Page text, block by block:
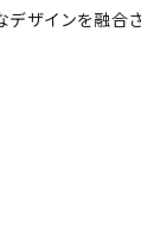
ザインを融